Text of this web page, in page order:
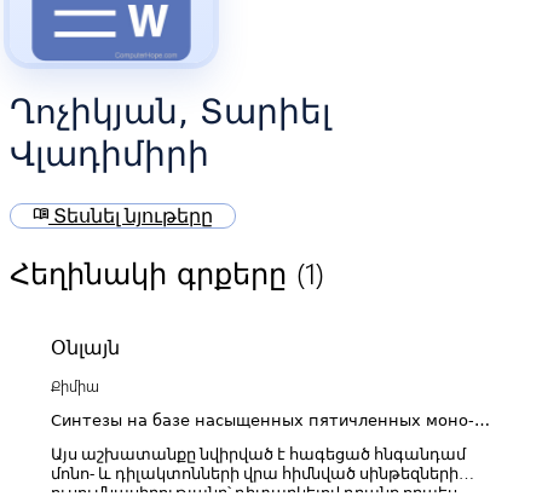
Ղոչիկյան, Տարիել
Վլադիմիրի
menu_book Տեսնել նյութերը
Հեղինակի գրքերը (1)
Օնլայն
Քիմիա
Синтезы на базе насыщенных пятичленных моно- и
Այս աշխատանքը նվիրված է հագեցած հնգանդամ
մոնո- և դիլակտոնների վրա հիմնված սինթեզների
ուսումնասիրությանը՝ դիտարկելով դրանք որպես